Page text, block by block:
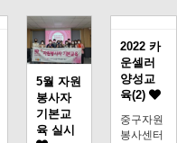
5월 자원
봉사자
기본교
육 실시
2022 카
운셀러
양성교
육(2)
중구자원
봉사센터